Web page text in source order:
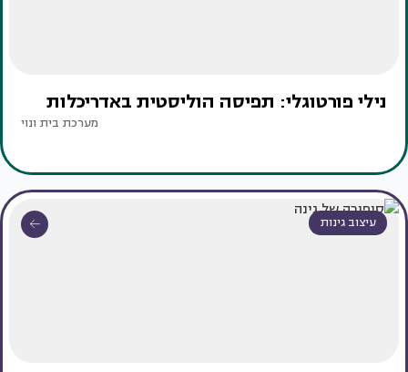
נילי פורטוגלי: תפיסה הוליסטית באדריכלות
מערכת בית ונוי
עיצוב גינות